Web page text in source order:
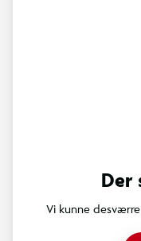
Der
Vi kunne